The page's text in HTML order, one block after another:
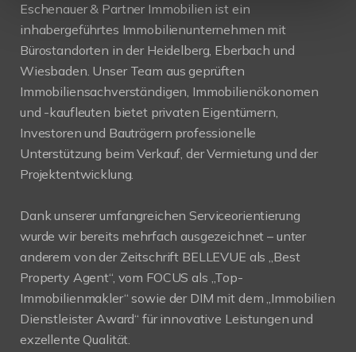
Eschenauer & Partner Immobilien ist ein
inhabergeführtes Immobilienunternehmen mit
Bürostandorten in der Heidelberg, Eberbach und
Wiesbaden. Unser Team aus geprüften
Immobiliensachverständigen, Immobilienökonomen
und -kaufleuten bietet privaten Eigentümern,
Investoren und Bauträgern professionelle
Unterstützung beim Verkauf, der Vermietung und der
Projektentwicklung.
Dank unserer umfangreichen Serviceorientierung
wurde wir bereits mehrfach ausgezeichnet – unter
anderem von der Zeitschrift BELLEVUE als „Best
Property Agent“, vom FOCUS als „Top-
Immobilienmakler“ sowie der DIM mit dem „Immobilien
Dienstleister Award“ für innovative Leistungen und
exzellente Qualität.